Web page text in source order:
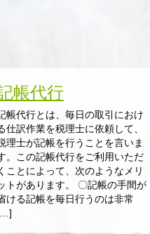
帳代行
帳代行とは、毎日の取引におけ
仕訳作業を税理士に依頼して、
理士が記帳を行うことを言いま
。この記帳代行をご利用いただ
ことによって、次のようなメリ
トがあります。 〇記帳の手間が
ける記帳を毎日行うのは非常